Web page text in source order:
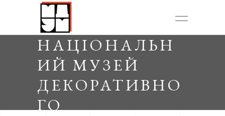
НАЦІОНАЛЬН
ИЙ МУЗЕЙ
ДЕКОРАТИВНО
ГО